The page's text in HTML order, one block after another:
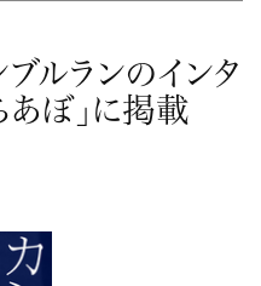
ルランのインタ
あぼ」に掲載